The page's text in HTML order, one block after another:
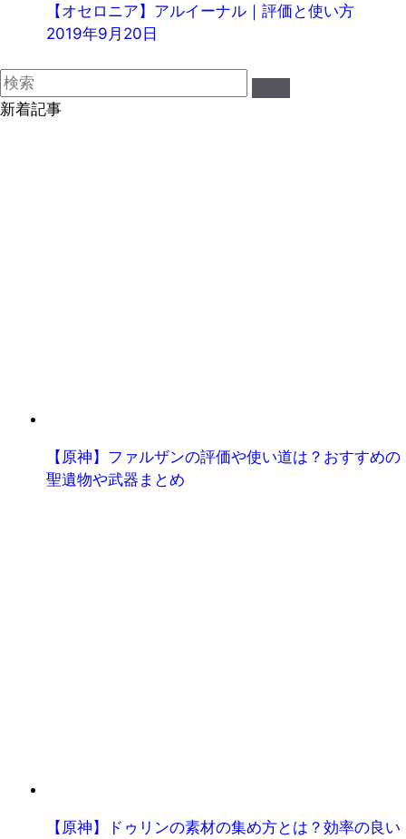
【オセロニア】アルイーナル｜評価と使い方
2019年9月20日
新着記事
【原神】ファルザンの評価や使い道は？おすすめの
聖遺物や武器まとめ
【原神】ドゥリンの素材の集め方とは？効率の良い